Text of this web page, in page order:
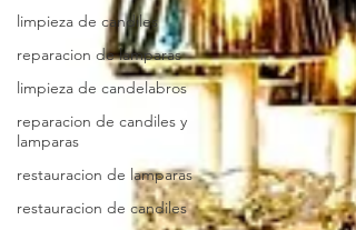
limpieza de candiles
reparacion de lamparas
limpieza de candelabros
reparacion de candiles y
lamparas
restauracion de lamparas
restauracion de candiles